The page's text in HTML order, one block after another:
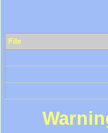
File